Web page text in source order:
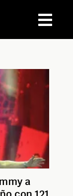
a